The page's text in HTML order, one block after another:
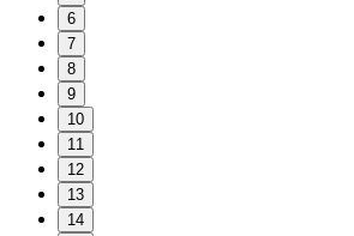
6
7
8
9
10
11
12
13
14